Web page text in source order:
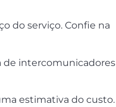
do serviço. Confie na
de intercomunicadores
estimativa do custo.